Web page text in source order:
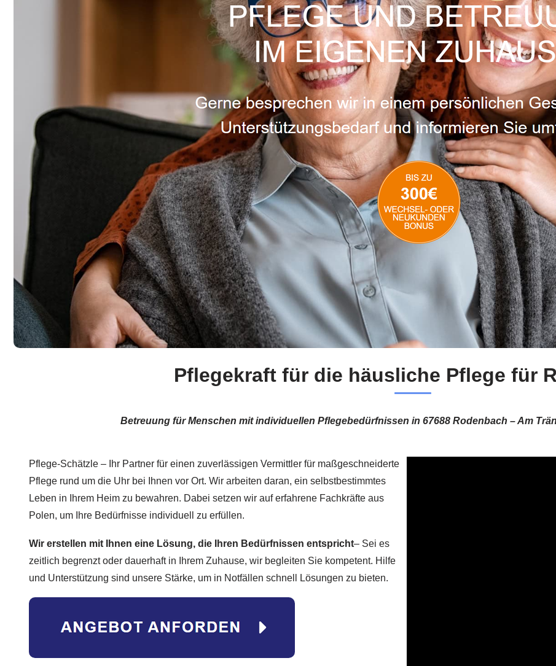
Pflegekraft für die häusliche Pflege für
Betreuung für Menschen mit individuellen Pflegebedürfnissen in 67688 Rodenbach – Am
Pflege-Schätzle – Ihr Partner für einen zuverlässigen Vermittler für maßgeschneiderte
Pflege rund um die Uhr bei Ihnen vor Ort. Wir arbeiten daran, ein selbstbestimmtes
Leben in Ihrem Heim zu bewahren. Dabei setzen wir auf erfahrene Fachkräfte aus
Polen, um Ihre Bedürfnisse individuell zu erfüllen.
Wir erstellen mit Ihnen eine Lösung, die Ihren Bedürfnissen entspricht– Sei es
zeitlich begrenzt oder dauerhaft in Ihrem Zuhause, wir begleiten Sie kompetent. Hilfe
und Unterstützung sind unsere Stärke, um in Notfällen schnell Lösungen zu bieten.